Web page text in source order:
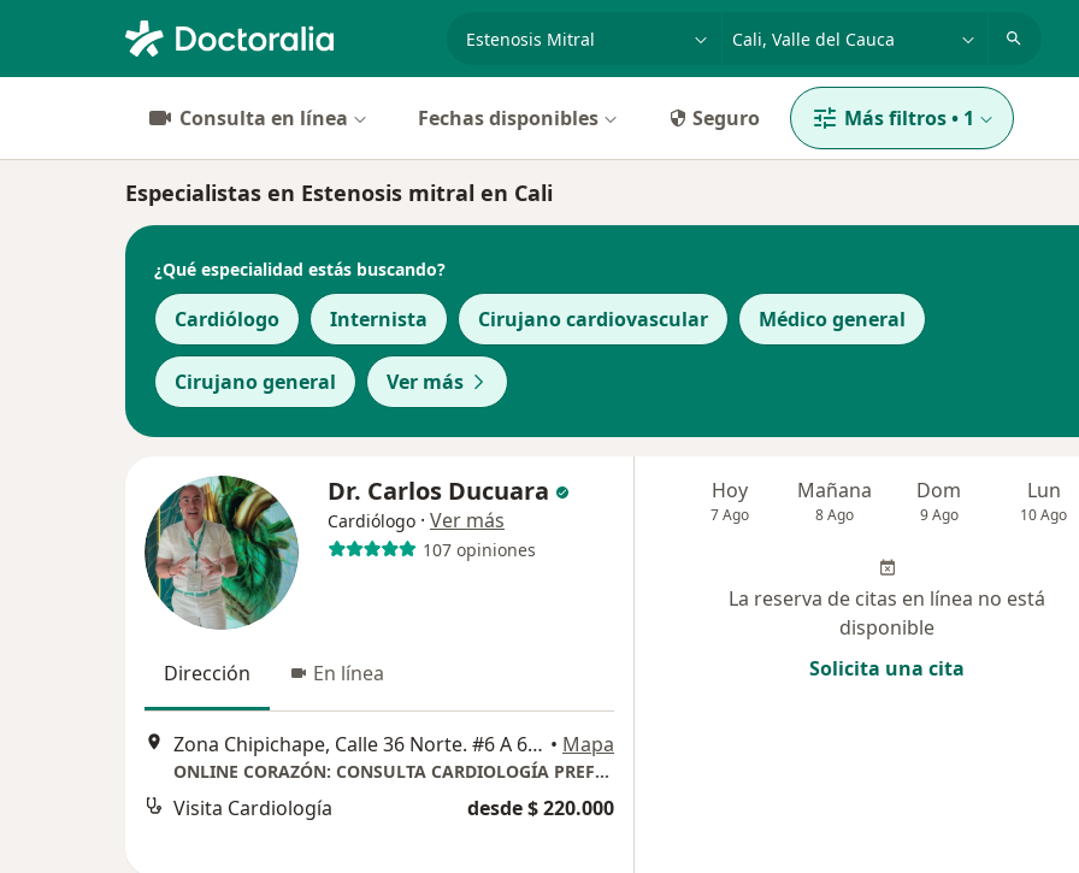
Consulta en línea Fechas disponibles Seguro Más filtros• 1
Especialistas en Estenosis mitral en Cali
¿Qué especialidad estás buscando?
Cardiólogo Internista Cirujano cardiovascular Médico general
Cirujano general Ver más
Dr. Carlos Ducuara
Cardiólogo · Ver más
107 opiniones
Dirección En línea
Zona Chipichape, Calle 36 Norte. #6 A 65, Santa Monica Residential, Cali, Valle del Cauca, Colombia, Cali • Mapa
ONLINE CORAZÓN: CONSULTA CARDIOLOGÍA PREFERENCIAL, PLAN MASTER CARDIOLOGÍA, TOTALCARDIO & DOLOR TORÁCICO.
Visita Cardiología desde $ 220.000
Hoy
7 Ago
Mañana
8 Ago
Dom
9 Ago
Lun
10 Ago
La reserva de citas en línea no está
disponible
Solicita una cita